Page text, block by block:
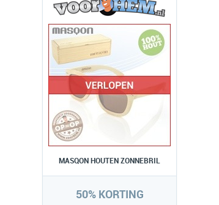
MASQON HOUTEN ZONNEBRIL
50% KORTING